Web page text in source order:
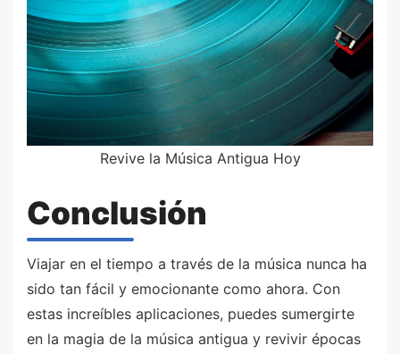
Revive la Música Antigua Hoy
Conclusión
Viajar en el tiempo a través de la música nunca ha
sido tan fácil y emocionante como ahora. Con
estas increíbles aplicaciones, puedes sumergirte
en la magia de la música antigua y revivir épocas